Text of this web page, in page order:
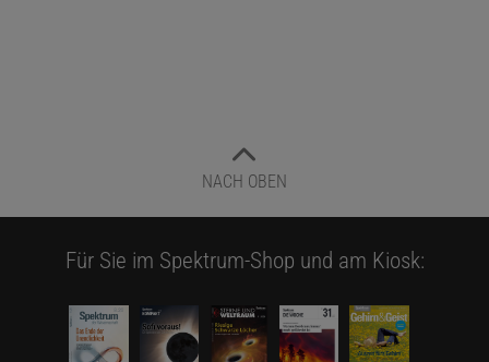
NACH OBEN
Für Sie im Spektrum-Shop und am Kiosk: